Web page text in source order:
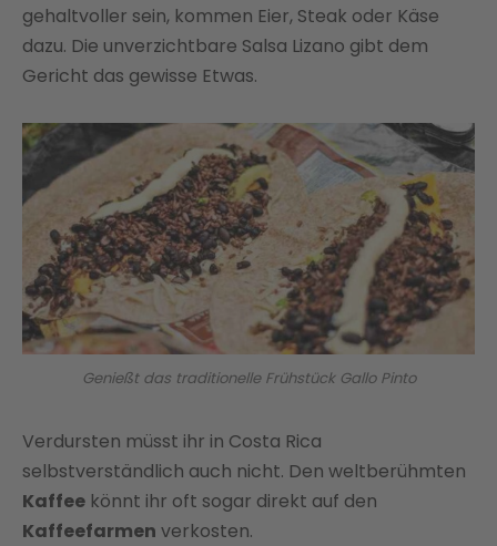
gehaltvoller sein, kommen Eier, Steak oder Käse
dazu. Die unverzichtbare Salsa Lizano gibt dem
Gericht das gewisse Etwas.
Genießt das traditionelle Frühstück Gallo Pinto
Verdursten müsst ihr in Costa Rica
selbstverständlich auch nicht. Den weltberühmten
Kaffee könnt ihr oft sogar direkt auf den
Kaffeefarmen verkosten.